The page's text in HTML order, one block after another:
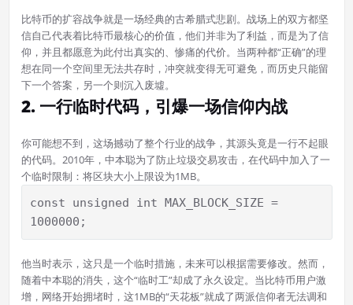
比特币的扩容战争就是一场经典的古希腊式悲剧。战场上的双方都坚
信自己代表着比特币最核心的价值，他们并非为了利益，而是为了信
仰，并且都愿意为此付出真实的、惨痛的代价。当两种都“正确”的理
想在同一个空间里无法共存时，冲突就变得无可避免，而历史只能留
下一个答案，另一个则沉入废墟。
2. 一行临时代码，引爆一场信仰内战
你可能想不到，这场撼动了整个行业的战争，其源头竟是一行不起眼
的代码。2010年，中本聪为了防止垃圾交易攻击，在代码中加入了一
个临时限制：将区块大小上限设为1MB。
const unsigned int MAX_BLOCK_SIZE =
1000000;
他当时表示，这只是一个临时措施，未来可以根据需要修改。然而，
随着中本聪的消失，这个“临时工”却成了永久设定。当比特币用户激
增，网络开始拥堵时，这1MB的“天花板”就成了两派信仰者无法调和